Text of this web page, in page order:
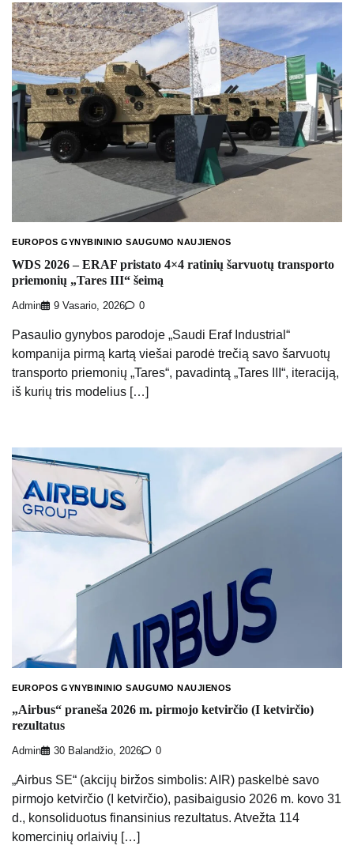
EUROPOS GYNYBININIO SAUGUMO NAUJIENOS
WDS 2026 – ERAF pristato 4×4 ratinių šarvuotų transporto
priemonių „Tares III“ šeimą
Admin 9 Vasario, 2026 0
Pasaulio gynybos parodoje „Saudi Eraf Industrial“
kompanija pirmą kartą viešai parodė trečią savo šarvuotų
transporto priemonių „Tares“, pavadintą „Tares III“, iteraciją,
iš kurių tris modelius […]
EUROPOS GYNYBININIO SAUGUMO NAUJIENOS
„Airbus“ praneša 2026 m. pirmojo ketvirčio (I ketvirčio)
rezultatus
Admin 30 Balandžio, 2026 0
„Airbus SE“ (akcijų biržos simbolis: AIR) paskelbė savo
pirmojo ketvirčio (I ketvirčio), pasibaigusio 2026 m. kovo 31
d., konsoliduotus finansinius rezultatus. Atvežta 114
komercinių orlaivių […]